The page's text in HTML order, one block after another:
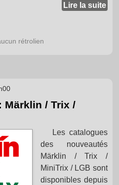
Lire la suite
rétrolien
Märklin / Trix /
Les catalogues
des nouveautés
Märklin / Trix /
MiniTrix / LGB sont
disponibles depuis